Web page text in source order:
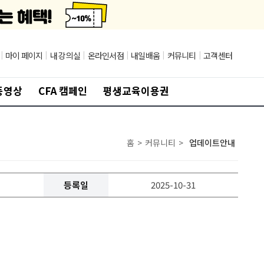
| 마이 페이지 | 내 강의실 | 온라인서점 | 내일배움 | 커뮤니티 | 고객센터
영상 CFA 캠페인 평생교육이용권
홈 > 커뮤니티 > 업데이트안내
등록일 2025-10-31